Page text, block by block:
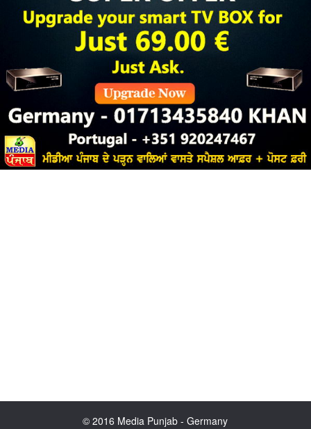
© 2016 Media Punjab - Germany